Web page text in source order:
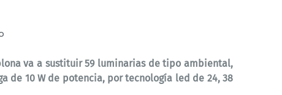
va a sustituir 59 luminarias de tipo ambiental,
de 10 W de potencia, por tecnología led de 24, 38